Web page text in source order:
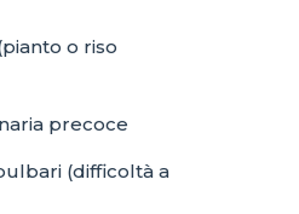
o riso
precoce
(difficoltà a